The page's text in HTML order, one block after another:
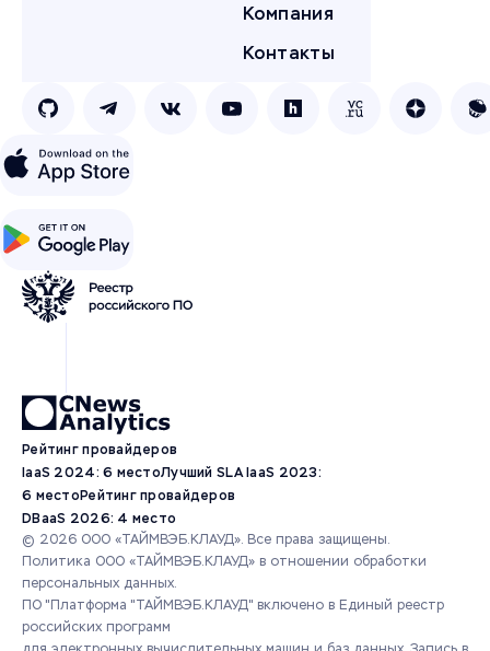
Компания
Контакты
Рейтинг провайдеров
IaaS 2024: 6 местоЛучший SLA IaaS 2023:
6 местоРейтинг провайдеров
DBaaS 2026: 4 место
© 2026 ООО «ТАЙМВЭБ.КЛАУД». Все права защищены.
Политика ООО «ТАЙМВЭБ.КЛАУД» в отношении обработки
персональных данных.
ПО "Платформа "ТАЙМВЭБ.КЛАУД" включено в Единый реестр
российских программ